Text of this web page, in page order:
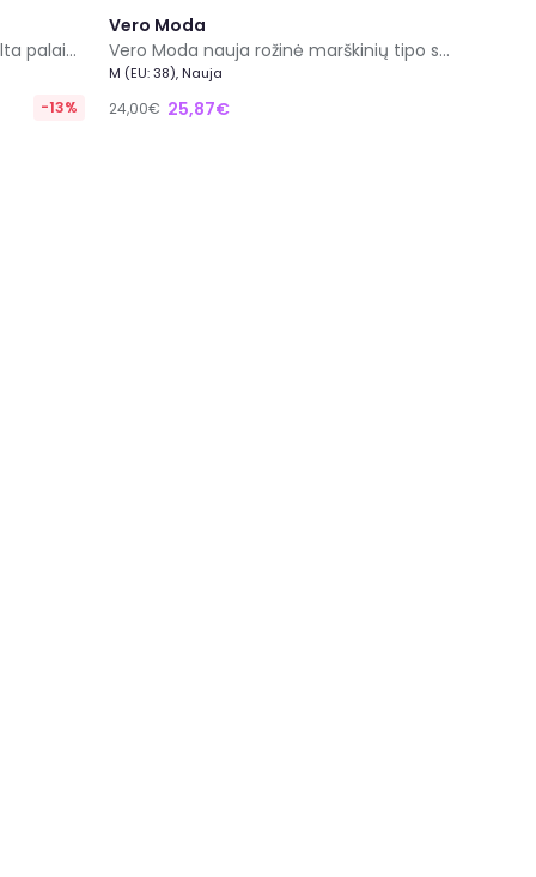
55% viskozė 45% linas nauja balta palaidinė be rankovių su apykakle dydis M
-13%
Vero Moda
Vero Moda nauja rožinė marškinių tipo suknelė su diržu dydis M
M (EU: 38), Nauja
24,00€ 25,87€